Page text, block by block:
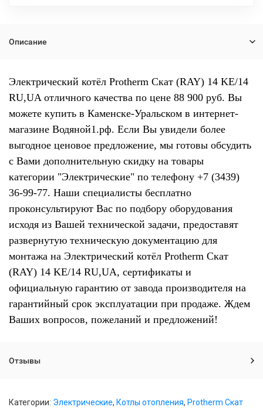
Описание
Электрический котёл Protherm Скат (RAY) 14 KE/14
RU,UA отличного качества по цене 88 900 руб. Вы
можете купить в Каменске-Уральском в интернет-
магазине Водяной1.рф. Если Вы увидели более
выгодное ценовое предложение, мы готовы обсудить
с Вами дополнительную скидку на товары
категории "Электрические" по телефону +7 (3439)
36-99-77. Наши специалисты бесплатно
проконсультируют Вас по подбору оборудования
исходя из Вашей технической задачи, предоставят
развернутую техническую документацию для
монтажа на Электрический котёл Protherm Скат
(RAY) 14 KE/14 RU,UA, сертификаты и
официальную гарантию от завода производителя на
гарантийный срок эксплуатации при продаже. Ждем
Ваших вопросов, пожеланий и предложений!
Отзывы
Категории: Электрические, Котлы отопления, Protherm Скат